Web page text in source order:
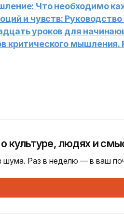
Что необходимо
и чувств:
уроков для
критического
о культуре, людях и
шума. Раз в неделю — в ваш